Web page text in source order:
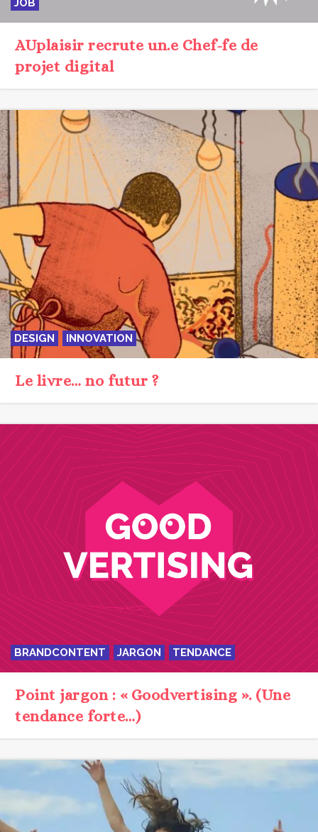
JOB
AUplaisir recrute un.e Chef-fe de
projet digital
DESIGN INNOVATION
Le livre… no futur ?
BRANDCONTENT JARGON TENDANCE
Point jargon : « Goodvertising ». (Une
tendance forte…)